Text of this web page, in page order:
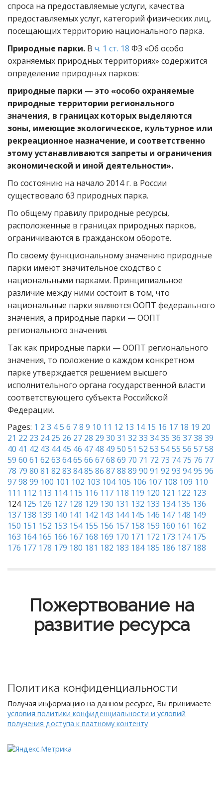
спроса на предоставляемые услуги, качества
предоставляемых услуг, категорий физических лиц,
посещающих территорию национального парка.
Природные парки. В ч. 1 ст. 18 ФЗ «Об особо
охраняемых природных территориях» содержится
определение природных парков:
природные парки — это «особо охраняемые
природные территории регионального
значения, в границах которых выделяются
зоны, имеющие экологическое, культурное или
рекреационное назначение, и соответственно
этому устанавливаются запреты и ограничения
экономической и иной деятельности».
По состоянию на начало 2014 г. в России
существовало 63 природных парка.
По общему правилу природные ресурсы,
расположенные в границах природных парков,
ограничиваются в гражданском обороте.
По своему функциональному значению природные
парки имеют значительное сходство с
национальными парками. Принципиальное
различие между ними состоит в том, что
национальные парки являются ООПТ федерального
значения, а природные парки — ООПТ
регионального значения.
Так как природные парки — ООПТ регионального
значения, то положение о каждом конкретном
парке утверждается решением высшего
исполнительного органа государственной власти
соответствующего субъекта Российской
Федерации.
Pages: 1 2 3 45 6 78 9 10 11 12 13 14 15 16 17 18 19 20
21 22 23 24 25 26 27 28 29 30 31 32 33 3435 36 3738 39
40 41 42 43 44 45 46 47 48 49 50 51 52 53 5455 56 5758
59 60 61 62 63 6465 66 6768 69 70 71 72 73 74 75 76 77
78 79 80 81 82 83 8485 86 8788 89 90 91 92 93 9495 96
9798 99 100 101 102 103 104 105 106 107 108 109 110
111 112 113 114 115 116 117 118 119 120 121 122 123
124 125 126 127 128 129 130 131 132 133 134 135 136
137 138 139 140 141 142 143 144 145 146 147 148 149
150 151 152 153 154 155 156 157 158 159 160 161 162
163 164 165 166 167 168 169 170 171 172 173 174 175
176 177 178 179 180 181 182 183 184 185 186 187 188
Пожертвование на
развитие ресурса
Политика конфиденциальности
Получая информацию на данном ресурсе, Вы принимаете
условия политики конфиденциальности и условий
получения доступа к платному контенту